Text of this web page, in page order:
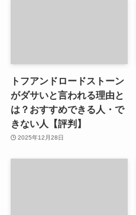
トフアンドロードストーン
がダサいと言われる理由と
は？おすすめできる人・で
きない人【評判】
2025年12月28日